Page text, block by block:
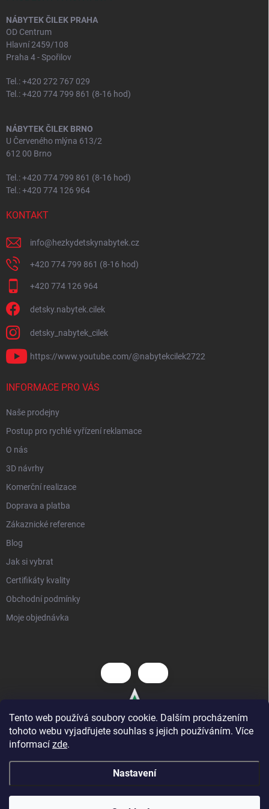
Tento web používá soubory cookie. Dalším procházením
tohoto webu vyjadřujete souhlas s jejich používáním. Více
informací zde.
Nastavení
NÁBYTEK ČILEK PRAHA
OD Centrum
Hlavní 2459/108
Praha 4 - Spořilov
Tel.: +420 272 767 029
Tel.: +420 774 799 861 (8-16 hod)
NÁBYTEK ČILEK BRNO
U Červeného mlýna 613/2
612 00 Brno
Tel.: +420 774 799 861 (8-16 hod)
Tel.: +420 774 126 964
KONTAKT
info@hezkydetskynabytek.cz
+420 774 799 861 (8-16 hod)
+420 774 126 964
detsky.nabytek.cilek
detsky_nabytek_cilek
https://www.youtube.com/@nabytekcilek2722
INFORMACE PRO VÁS
Naše prodejny
Postup pro rychlé vyřízení reklamace
O nás
3D návrhy
Komerční realizace
Doprava a platba
Zákaznické reference
Blog
Jak si vybrat
Certifikáty kvality
Obchodní podmínky
Moje objednávka
Hezký dětský nábytek